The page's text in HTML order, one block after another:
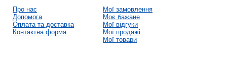
Про нас
Допомога
Оплата та доставка
Контактна форма
Мої замовлення
Моє бажане
Мої відгуки
Мої продажі
Мої товари